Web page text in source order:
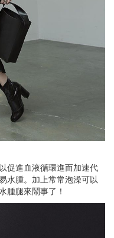
促進血液循環進而加速代
水腫。加上常常泡澡可以
腫腿來鬧事了！